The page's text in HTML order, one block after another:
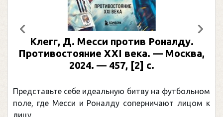
Клегг, Д. Месси против Роналду.
Противостояние XXI века. — Москва,
2024. — 457, [2] с.
Представьте себе идеальную битву на футбольном
поле, где Месси и Роналду соперничают лицом к
лицу.
Предыдущий